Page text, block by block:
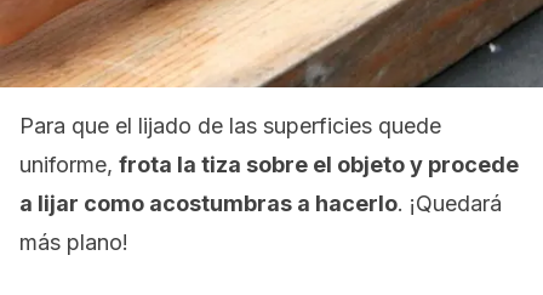
Para que el lijado de las superficies quede
uniforme, frota la tiza sobre el objeto y procede
a lijar como acostumbras a hacerlo. ¡Quedará
más plano!